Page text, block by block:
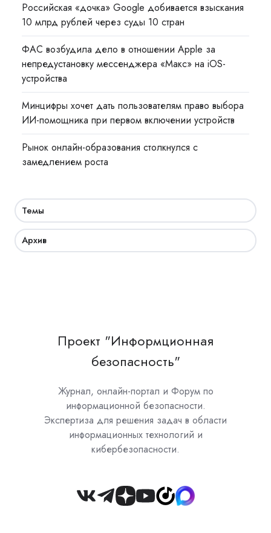
Российская «дочка» Google добивается взыскания
10 млрд рублей через суды 10 стран
ФАС возбудила дело в отношении Apple за
непредустановку мессенджера «Макс» на iOS-
устройства
Минцифры хочет дать пользователям право выбора
ИИ-помощника при первом включении устройств
Рынок онлайн-образования столкнулся с
замедлением роста
Темы
Архив
Проект "Информционная
безопасность"
Журнал, онлайн-портал и Форум по
информационной безопасности.
Экспертиза для решения задач в области
информационных технологий и
кибербезопасности.
Join